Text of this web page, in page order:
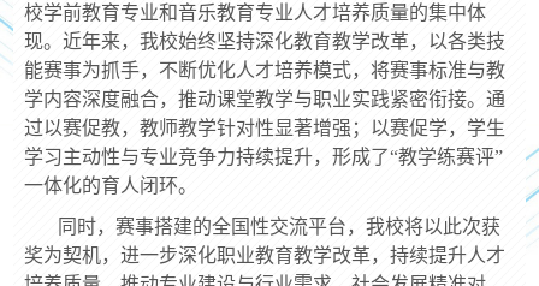
校学前教育专业和音乐教育专业人才培养质量的集中体
现。近年来，我校始终坚持深化教育教学改革，以各类技
能赛事为抓手，不断优化人才培养模式，将赛事标准与教
学内容深度融合，推动课堂教学与职业实践紧密衔接。通
过以赛促教，教师教学针对性显著增强；以赛促学，学生
学习主动性与专业竞争力持续提升，形成了“教学练赛评”
一体化的育人闭环。
同时，赛事搭建的全国性交流平台，我校将以此次获
奖为契机，进一步深化职业教育教学改革，持续提升人才